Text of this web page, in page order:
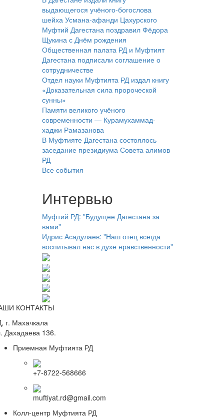
выдающегося учёного-богослова
шейха Усмана-афанди Цахурского
Муфтий Дагестана поздравил Фёдора
Щукина с Днём рождения
Общественная палата РД и Муфтият
Дагестана подписали соглашение о
сотрудничестве
Отдел науки Муфтията РД издал книгу
«Доказательная сила пророческой
сунны»
Памяти великого учёного
современности — Курамухаммад-
хаджи Рамазанова
В Муфтияте Дагестана состоялось
заседание президиума Совета алимов
РД
Все события
Интервью
Муфтий РД: "Будущее Дагестана за
вами"
Идрис Асадулаев: "Наш отец всегда
воспитывал нас в духе нравственности"
КОНТАКТЫ
г. Махачкала
Дахадаева 136.
Приемная Муфтията РД
+7-8722-568666
muftiyat.rd@gmail.com
Колл-центр Муфтията РД